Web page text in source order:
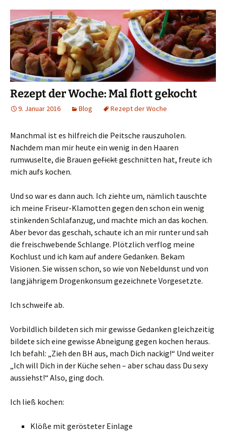
Rezept der Woche: Mal flott gekocht
9. Januar 2016 Blog Rezept der Woche
Manchmal ist es hilfreich die Peitsche rauszuholen.
Nachdem man mir heute ein wenig in den Haaren
rumwuselte, die Brauen geficktgeschnitten hat, freute ich
mich aufs kochen.
Und so war es dann auch. Ich ziehte um, nämlich tauschte
ich meine Friseur-Klamotten gegen den schon ein wenig
stinkenden Schlafanzug, und machte mich an das kochen.
Aber bevor das geschah, schaute ich an mir runter und sah
die freischwebende Schlange. Plötzlich verflog meine
Kochlust und ich kam auf andere Gedanken. Bekam
Visionen. Sie wissen schon, so wie von Nebeldunst und von
langjährigem Drogenkonsum gezeichnete Vorgesetzte.
Ich schweife ab.
Vorbildlich bildeten sich mir gewisse Gedanken gleichzeitig
bildete sich eine gewisse Abneigung gegen kochen heraus.
Ich befahl: „Zieh den BH aus, mach Dich nackig!“ Und weiter
„Ich will Dich in der Küche sehen – aber schau dass Du sexy
aussiehst!“ Also, ging doch.
Ich ließ kochen:
Klöße mit gerösteter Einlage